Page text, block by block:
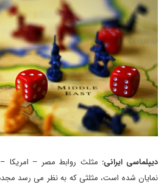
دیپلماسی ایرانی: مثلث روابط مصر –
نمایان شده است، مثلثی که به نظر می رسد